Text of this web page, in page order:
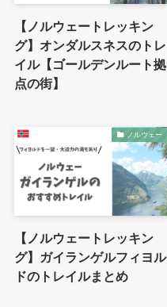
【ノルウェートレッキン
グ】オンダルスネスのトレ
イル【ゴールデンルート拠
点の街】
ノルウェー
【ノルウェートレッキン
グ】ガイランゲルフィヨル
ドのトレイルまとめ